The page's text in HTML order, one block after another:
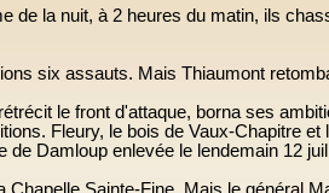
de la nuit, à 2 heures du matin, ils
six assauts. Mais Thiaumont
le front d'attaque, borna ses
Fleury, le bois de Vaux-Chapitre
Damloup enlevée le lendemain 12